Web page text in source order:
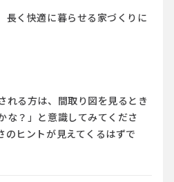
長く快適に暮らせる家づくりに
れる方は、間取り図を見るとき
な？」と意識してみてくださ
のヒントが見えてくるはずで